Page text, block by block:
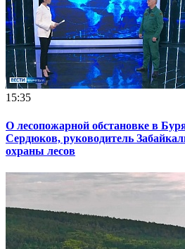
15:35
О лесопожарной обстановке в
Сердюков, руководитель
охраны лесов